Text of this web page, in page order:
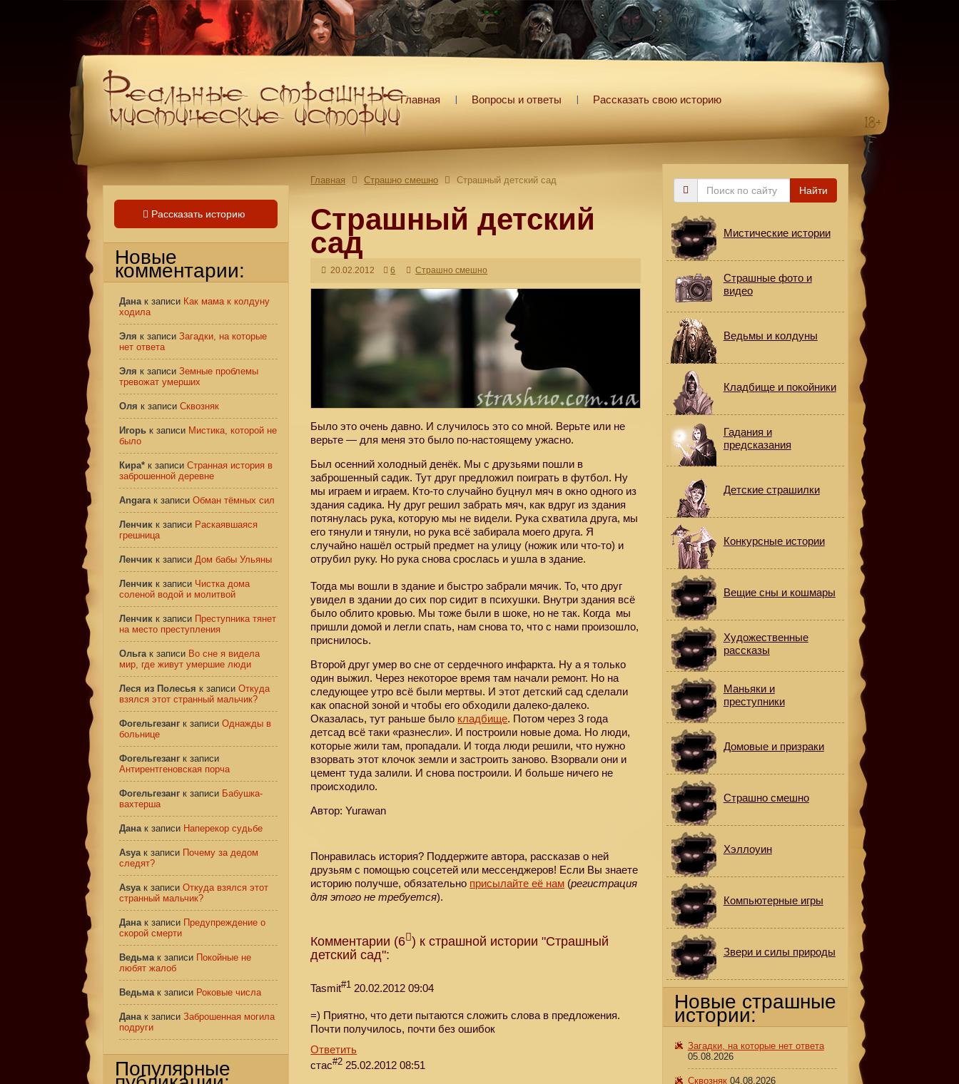
Главная Вопросы и ответы Рассказать свою историю
Главная Страшно смешно Страшный детский сад
Страшный детский
сад
20.02.2012 6 Страшно смешно
Было это очень давно. И случилось это со мной. Верьте или не
верьте — для меня это было по-настоящему ужасно.
Был осенний холодный денёк. Мы с друзьями пошли в
заброшенный садик. Тут друг предложил поиграть в футбол. Ну
мы играем и играем. Кто-то случайно буцнул мяч в окно одного из
здания садика. Ну друг решил забрать мяч, как вдруг из здания
потянулась рука, которую мы не видели. Рука схватила друга, мы
его тянули и тянули, но рука всё забирала моего друга. Я
случайно нашёл острый предмет на улицу (ножик или что-то) и
отрубил руку. Но рука снова срослась и ушла в здание.
Тогда мы вошли в здание и быстро забрали мячик. То, что друг
увидел в здании до сих пор сидит в психушки. Внутри здания всё
было облито кровью. Мы тоже были в шоке, но не так. Когда мы
пришли домой и легли спать, нам снова то, что с нами произошло,
приснилось.
Второй друг умер во сне от сердечного инфаркта. Ну а я только
один выжил. Через некоторое время там начали ремонт. Но на
следующее утро всё были мертвы. И этот детский сад сделали
как опасной зоной и чтобы его обходили далеко-далеко.
Оказалась, тут раньше было кладбище. Потом через 3 года
детсад всё таки «разнесли». И построили новые дома. Но люди,
которые жили там, пропадали. И тогда люди решили, что нужно
взорвать этот клочок земли и застроить заново. Взорвали они и
цемент туда залили. И снова построили. И больше ничего не
происходило.
Автор: Yurawan
Понравилась история? Поддержите автора, рассказав о ней
друзьям с помощью соцсетей или мессенджеров! Если Вы знаете
историю получше, обязательно присылайте её нам (регистрация
для этого не требуется).
Комментарии (6 ) к страшной истории "Страшный
детский сад":
Tasmit#1 20.02.2012 09:04
=) Приятно, что дети пытаются сложить слова в предложения.
Почти получилось, почти без ошибок
Ответить
стас#2 25.02.2012 08:51
Рассказать историю
Новые
комментарии:
Данак записи Как мама к колдуну
ходила
Эля к записи Загадки, на которые
нет ответа
Эля к записи Земные проблемы
тревожат умерших
Оля к записи Сквозняк
Игорь к записи Мистика, которой не
было
Кира* к записи Странная история в
заброшенной деревне
Angaraк записи Обман тёмных сил
Ленчик к записи Раскаявшаяся
грешница
Ленчик к записи Дом бабы Ульяны
Ленчик к записи Чистка дома
соленой водой и молитвой
Ленчик к записи Преступника тянет
на место преступления
Ольгак записи Во сне я видела
мир, где живут умершие люди
Леся из Полесья к записи Откуда
взялся этот странный мальчик?
Фогельгезанг к записи Однажды в
больнице
Фогельгезанг к записи
Антирентгеновская порча
Фогельгезанг к записи Бабушка-
вахтерша
Данак записи Наперекор судьбе
Asyaк записи Почему за дедом
следят?
Asyaк записи Откуда взялся этот
странный мальчик?
Данак записи Предупреждение о
скорой смерти
Ведьмак записи Покойные не
любят жалоб
Ведьмак записи Роковые числа
Данак записи Заброшенная могила
подруги
Популярные
Поиск
Найти
Мистические истории
Страшные фото и
видео
Ведьмы и колдуны
Кладбище и покойники
Гадания и
предсказания
Детские страшилки
Конкурсные истории
Вещие сны и кошмары
Художественные
рассказы
Маньяки и
преступники
Домовые и призраки
Страшно смешно
Хэллоуин
Компьютерные игры
Звери и силы природы
Новые страшные
истории:
Загадки, на которые нет ответа
05.08.2026
Сквозняк 04.08.2026